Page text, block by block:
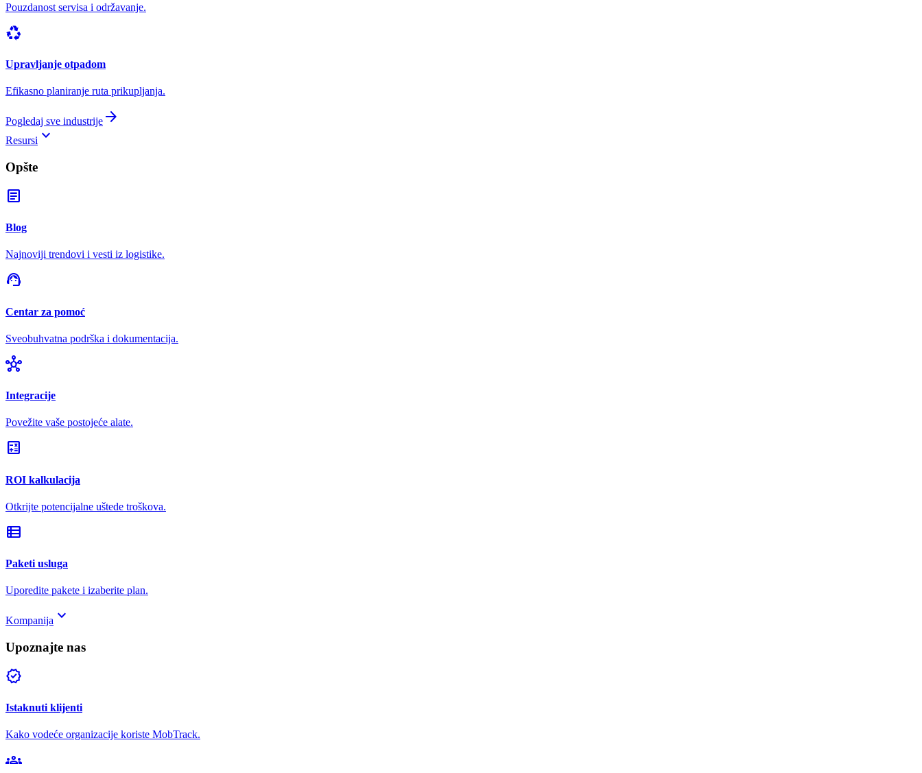
Pouzdanost servisa i održavanje.
recycling
Upravljanje otpadom
Efikasno planiranje ruta prikupljanja.
Pogledaj sve industrije arrow_forward
Resursi keyboard_arrow_down
Opšte
article
Blog
Najnoviji trendovi i vesti iz logistike.
support_agent
Centar za pomoć
Sveobuhvatna podrška i dokumentacija.
hub
Integracije
Povežite vaše postojeće alate.
calculate
ROI kalkulacija
Otkrijte potencijalne uštede troškova.
view_list
Paketi usluga
Uporedite pakete i izaberite plan.
Kompanija keyboard_arrow_down
Upoznajte nas
verified
Istaknuti klijenti
Kako vodeće organizacije koriste MobTrack.
groups